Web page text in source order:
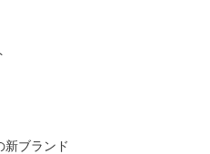
新ブランド